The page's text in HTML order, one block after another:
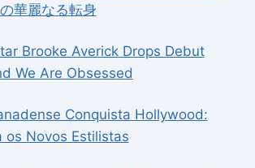
華麗なる転身
Brooke Averick Drops Debut
We Are Obsessed
Conquista Hollywood:
os Novos Estilistas